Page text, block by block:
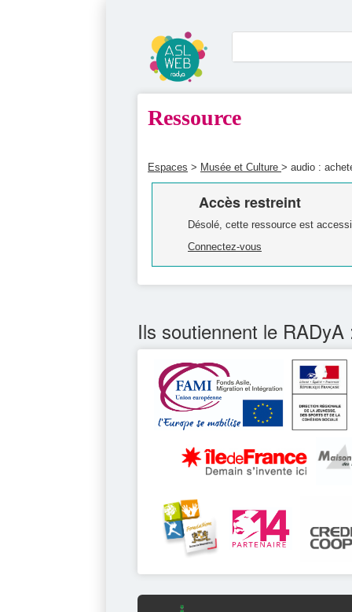
Ressource
Espaces > Musée et Culture > audio :
Accès restreint
Désolé, cette ressource est
Connectez-vous
Ils soutiennent le RADyA